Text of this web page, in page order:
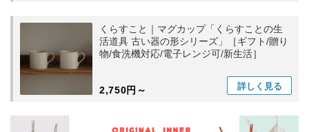
くらすこと｜マグカップ「くらすことの生
活道具 古い器の形シリーズ」［ギフト/贈り
物/食洗機対応/電子レンジ可/新生活］
2,750円～ 詳しく 見る